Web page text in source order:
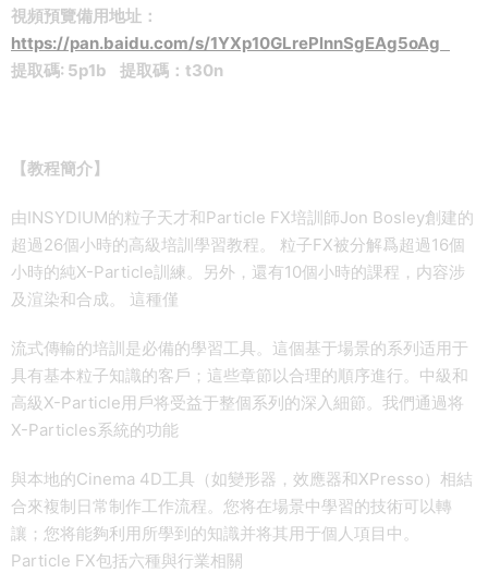
視頻預覽備用地址：
https://pan.baidu.com/s/1YXp10GLrePlnnSgEAg5oAg
提取碼: 5p1b 提取碼：t30n
【教程簡介】
由INSYDIUM的粒子天才和Particle FX培訓師Jon Bosley創建的
超過26個小時的高級培訓學習教程。 粒子FX被分解爲超過16個
小時的純X-Particle訓練。另外，還有10個小時的課程，内容涉
及渲染和合成。 這種僅
流式傳輸的培訓是必備的學習工具。這個基于場景的系列适用于
具有基本粒子知識的客戶；這些章節以合理的順序進行。中級和
高級X-Particle用戶将受益于整個系列的深入細節。我們通過将
X-Particles系統的功能
與本地的Cinema 4D工具（如變形器，效應器和XPresso）相結
合來複制日常制作工作流程。您将在場景中學習的技術可以轉
讓；您将能夠利用所學到的知識并将其用于個人項目中。
Particle FX包括六種與行業相關